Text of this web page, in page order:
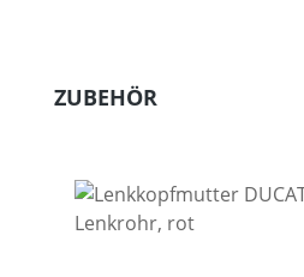
Produktgalerie überspringen
ZUBEHÖR